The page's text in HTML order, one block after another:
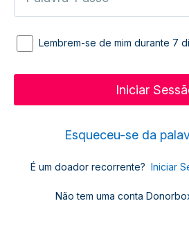
Lembrem-se de mim durante 7
Esqueceu-se da
É um doador recorrente? Iniciar
Não tem uma conta